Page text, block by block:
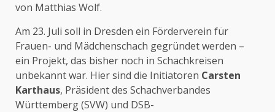
von Matthias Wolf.
Am 23. Juli soll in Dresden ein Förderverein für
Frauen- und Mädchenschach gegründet werden –
ein Projekt, das bisher noch in Schachkreisen
unbekannt war. Hier sind die Initiatoren Carsten
Karthaus, Präsident des Schachverbandes
Württemberg (SVW) und DSB-